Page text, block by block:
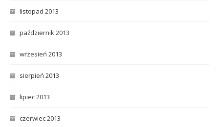
listopad 2013
październik 2013
wrzesień 2013
sierpień 2013
lipiec 2013
czerwiec 2013